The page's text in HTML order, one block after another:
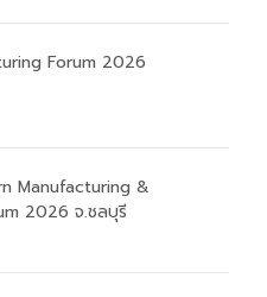
Forum 2026
Manufacturing &
2026 จ.ชลบุรี